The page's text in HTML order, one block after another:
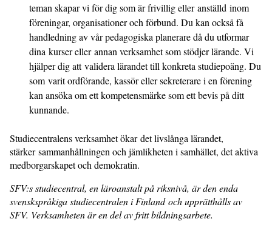
teman skapar vi för dig som är frivillig eller anställd inom
föreningar, organisationer och förbund. Du kan också få
handledning av vår pedagogiska planerare då du utformar
dina kurser eller annan verksamhet som stödjer lärande. Vi
hjälper dig att validera lärandet till konkreta studiepoäng. Du
som varit ordförande, kassör eller sekreterare i en förening
kan ansöka om ett kompetensmärke som ett bevis på ditt
kunnande.
Studiecentralens verksamhet ökar det livslånga lärandet,
stärker sammanhållningen och jämlikheten i samhället, det aktiva
medborgarskapet och demokratin.
SFV:s studiecentral, en läroanstalt på riksnivå, är den enda
svenskspråkiga studiecentralen i Finland och upprätthålls av
SFV. Verksamheten är en del av fritt bildningsarbete.